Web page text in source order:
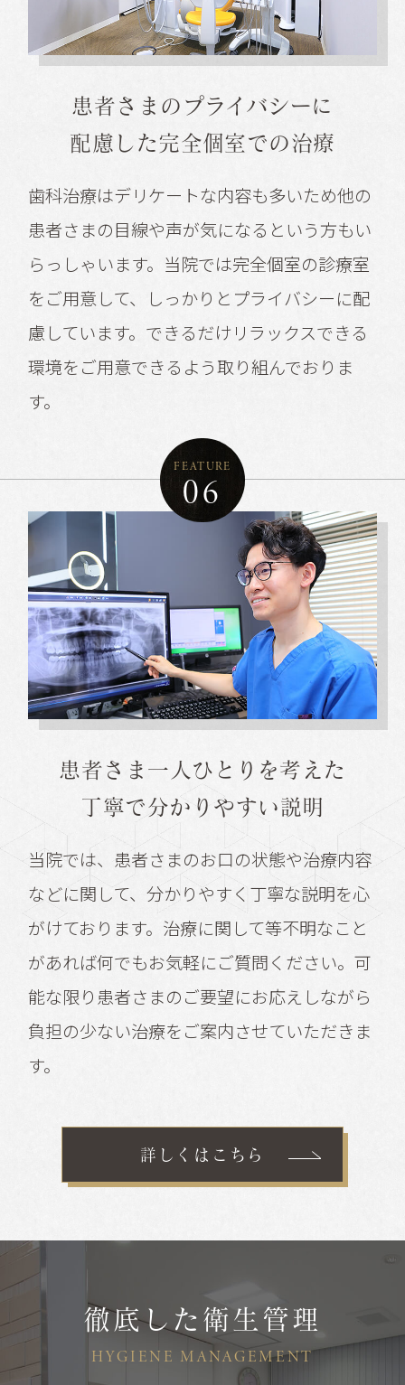
患者さまのプライバシーに
配慮した完全個室での治療
歯科治療はデリケートな内容も多いため他の
患者さまの目線や声が気になるという方もい
らっしゃいます。当院では完全個室の診療室
をご用意して、しっかりとプライバシーに配
慮しています。できるだけリラックスできる
環境をご用意できるよう取り組んでおりま
す。
FEATURE
06
患者さま一人ひとりを考えた
丁寧で分かりやすい説明
当院では、患者さまのお口の状態や治療内容
などに関して、分かりやすく丁寧な説明を心
がけております。治療に関して等不明なこと
があれば何でもお気軽にご質問ください。可
能な限り患者さまのご要望にお応えしながら
負担の少ない治療をご案内させていただきま
す。
詳しくはこちら
徹底した衛生管理
HYGIENE MANAGEMENT